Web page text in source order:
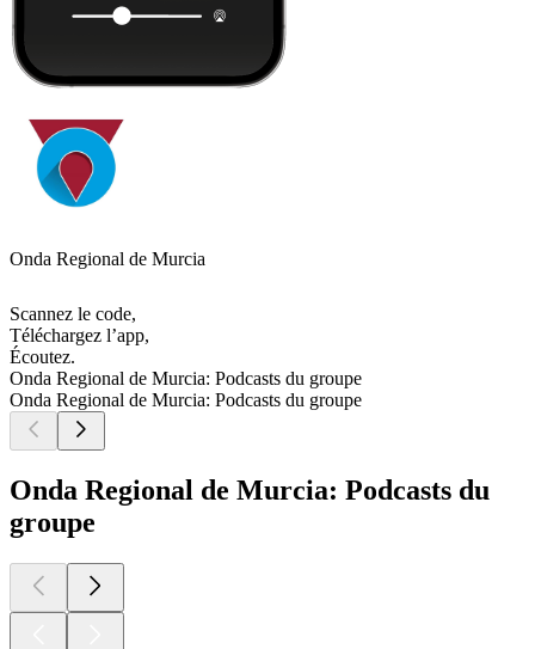
Onda Regional de Murcia
Scannez le code,
Téléchargez l’app,
Écoutez.
Onda Regional de Murcia: Podcasts du groupe
Onda Regional de Murcia: Podcasts du groupe
Onda Regional de Murcia: Podcasts du
groupe